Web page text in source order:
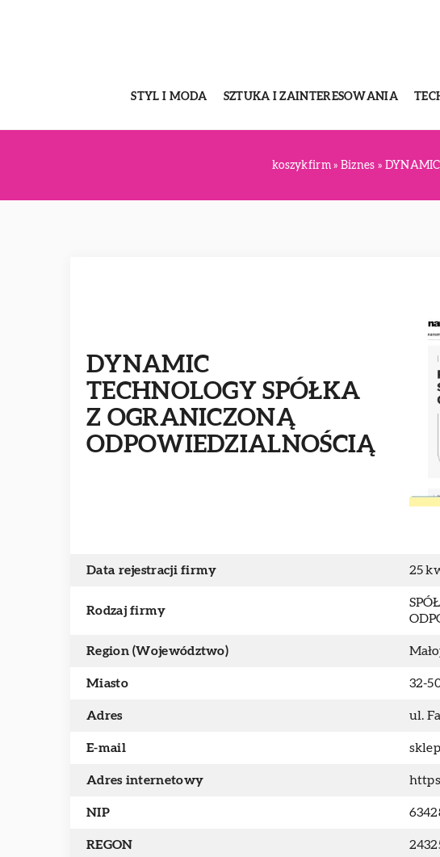
STYL I MODA SZTUKA I ZAINTERESOWANIA
koszykfirm» Biznes »
DYNAMIC
TECHNOLOGY SPÓŁKA
Z OGRANICZONĄ
ODPOWIEDZIALNOŚCIĄ
Data rejestracji firmy 25
Rodzaj firmy
Region (Województwo)
Miasto 32-
Adres ul.
E-mail
Adres internetowy
NIP
REGON